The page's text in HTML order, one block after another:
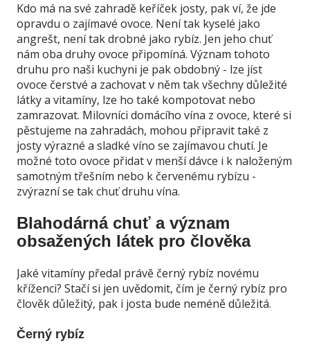
Kdo má na své zahradě keříček josty, pak ví, že jde
opravdu o zajímavé ovoce. Není tak kyselé jako
angrešt, není tak drobné jako rybíz. Jen jeho chuť
nám oba druhy ovoce připomíná. Význam tohoto
druhu pro naši kuchyni je pak obdobný - lze jíst
ovoce čerstvé a zachovat v něm tak všechny důležité
látky a vitamíny, lze ho také kompotovat nebo
zamrazovat. Milovníci domácího vína z ovoce, které si
pěstujeme na zahradách, mohou připravit také z
josty výrazné a sladké víno se zajímavou chutí. Je
možné toto ovoce přidat v menší dávce i k naloženým
samotným třešním nebo k červenému rybízu -
zvýrazní se tak chuť druhu vína.
Blahodárná chuť a význam
obsažených látek pro člověka
Jaké vitamíny předal právě černý rybíz novému
kříženci? Stačí si jen uvědomit, čím je černý rybíz pro
člověk důležitý, pak i josta bude neméně důležitá.
Černý rybíz